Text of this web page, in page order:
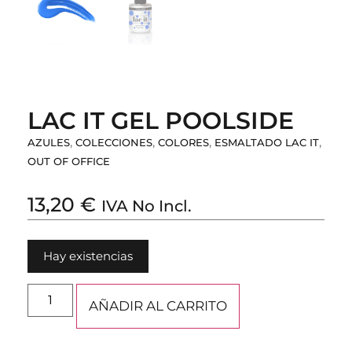
LAC IT GEL POOLSIDE
AZULES, COLECCIONES, COLORES, ESMALTADO LAC IT,
OUT OF OFFICE
13,20 € IVA No Incl.
Hay existencias
AÑADIR AL CARRITO